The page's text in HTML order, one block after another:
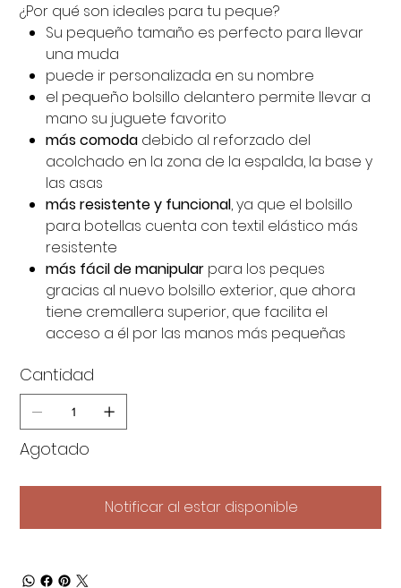
¿Por qué son ideales para tu peque?
Su pequeño tamaño es perfecto para llevar
una muda
puede ir personalizada en su nombre
el pequeño bolsillo delantero permite llevar a
mano su juguete favorito
más comoda debido al reforzado del
acolchado en la zona de la espalda, la base y
las asas
más resistente y funcional, ya que el bolsillo
para botellas cuenta con textil elástico más
resistente
más fácil de manipular para los peques
gracias al nuevo bolsillo exterior, que ahora
tiene cremallera superior, que facilita el
acceso a él por las manos más pequeñas
Cantidad
Agotado
Notificar al estar disponible